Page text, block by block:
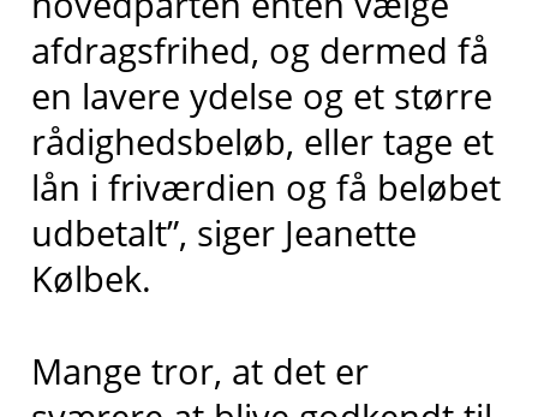
afdragsfrihed, og dermed få
en lavere ydelse og et større
rådighedsbeløb, eller tage et
lån i friværdien og få beløbet
udbetalt”, siger Jeanette
Kølbek.
Mange tror, at det er